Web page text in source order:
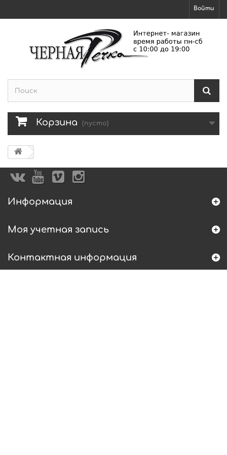
Войти
Корзина (пусто)
Информация
Моя учетная запись
Контактная информация